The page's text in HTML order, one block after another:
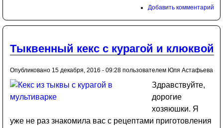
Добавить комментарий
Тыквенный кекс с курагой и клюквой
Опубликовано 15 декабря, 2016 - 09:28 пользователем Юля Астафьева
Здравствуйте,
дорогие
хозяюшки. Я
уже не раз знакомила вас с рецептами приготовления